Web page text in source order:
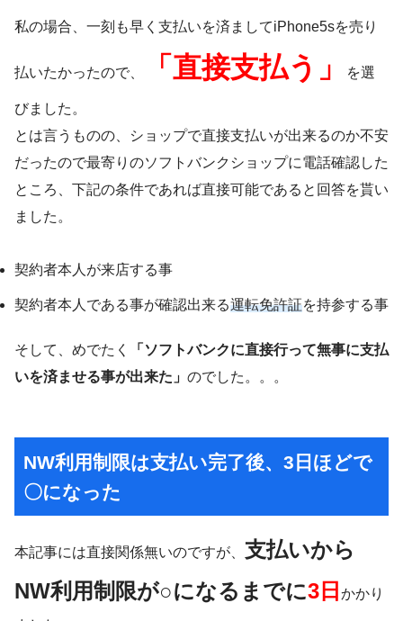
私の場合、一刻も早く支払いを済ましてiPhone5sを売り
払いたかったので、 「直接支払う」 を選
びました。
とは言うものの、ショップで直接支払いが出来るのか不安
だったので最寄りのソフトバンクショップに電話確認した
ところ、下記の条件であれば直接可能であると回答を貰い
ました。
契約者本人が来店する事
契約者本人である事が確認出来る運転免許証を持参する事
そして、めでたく
「ソフトバンクに直接行って無事に支払
いを済ませる事が出来た」 のでした。。。
NW利用制限は支払い完了後、3日ほどで
〇になった
本記事には直接関係無いのですが、 支払いから
NW利用制限が○になるまでに3日 かかり